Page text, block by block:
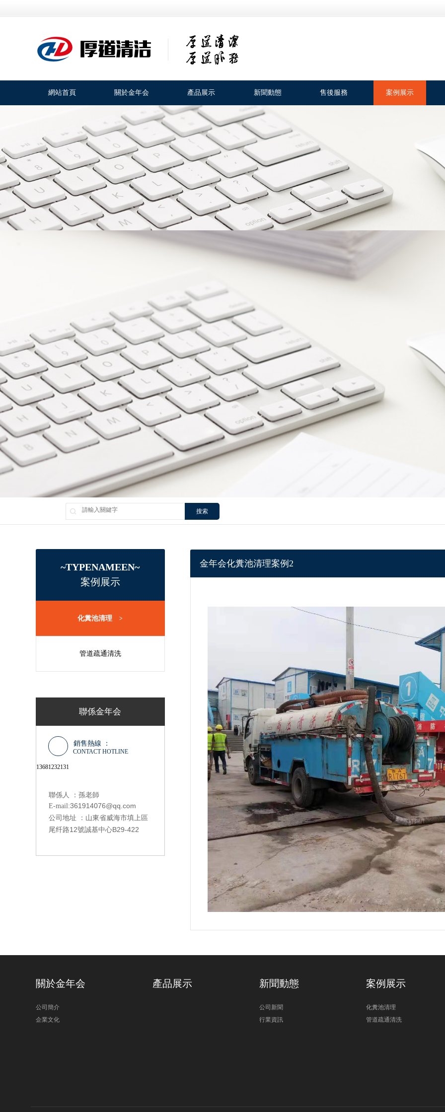
網站首頁 關於金年会 產品展示 新聞動態 售後服務 案例展示
搜索
~TYPENAMEEN~
案例展示
化糞池清理 >
管道疏通清洗
聯係金年会
銷售熱線 ：
CONTACT HOTLINE
13681232131
聯係人 ：孫老師
E-mail:361914076@qq.com
公司地址 ： 山東省威海市填上區
尾纤路12號誠基中心B29-422
金年会化糞池清理案例2
關於金年会
公司簡介
企業文化
產品展示 新聞動態
公司新聞
行業資訊
案例展示
化糞池清理
管道疏通清洗